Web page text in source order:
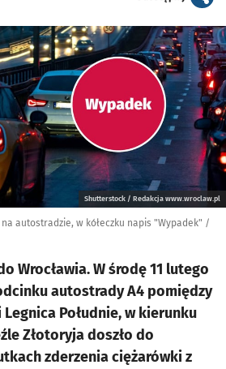
Shutterstock / Redakcja www.wroclaw.pl
autostradzie, w kółeczku napis "Wypadek" /
Wrocławia. W środę 11 lutego
autostrady A4 pomiędzy
Legnica Południe, w kierunku
Złotoryja doszło do
zderzenia ciężarówki z